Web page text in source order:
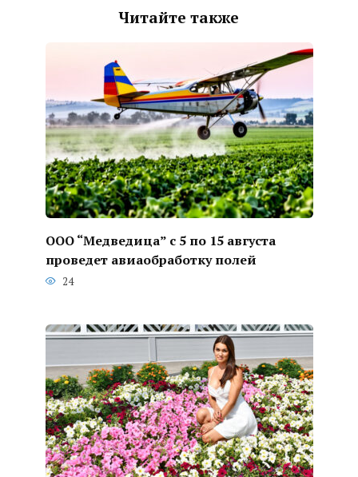
Читайте также
ООО “Медведица” с 5 по 15 августа
проведет авиаобработку полей
24